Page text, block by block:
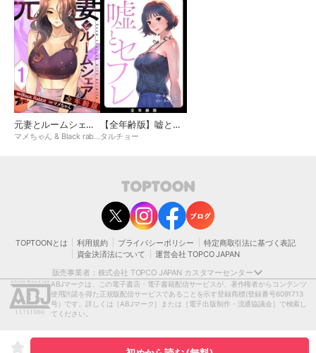
元妻とルームシェア(フルカラー)【全年齢版】
マメちゃん & Black rabbit
【全年齢版】嘘とセフレ
タルチョー
TOPTOONとは 利用規約 プライバシーポリシー
特定商取引法に基づく表記
資金決済法について
運営会社 TOPCO JAPAN
販売事業者：株式会社 TOPCO JAPAN カスタマーセンター
contact@toptoon.jp
カスタマーセンター受付時間 10：30～13：00、14：00～18：30（土・日・祝日は
除く）
営業時間外にいただいたお問い合わせは、翌営業日以降にご対応いたしますことをご
了承ください。
モバイルやパソコンの迷惑メール対策等により、弊社からお送りするメールが正しく
届かない場合がございます。
受信できるよう設定をお願い申し上げます。
@toptoon.jp
著作権者または当社の許諾を得ずにコンテンツの一部または全部を 複製、転載、送
信、放送、配布、貸与、翻訳、変造することは、 著作権侵害となり、著作権法に基づ
ABJマークは、この電子書店・電子書籍配信サービスが、著作権者からコンテンツ
使用許諾を得た正規版配信サービスであることを示す登録商標(登録番号6091713
号）です。詳しくは［ABJマーク］または［電子出版制作・流通協議会］で検索し
てください。